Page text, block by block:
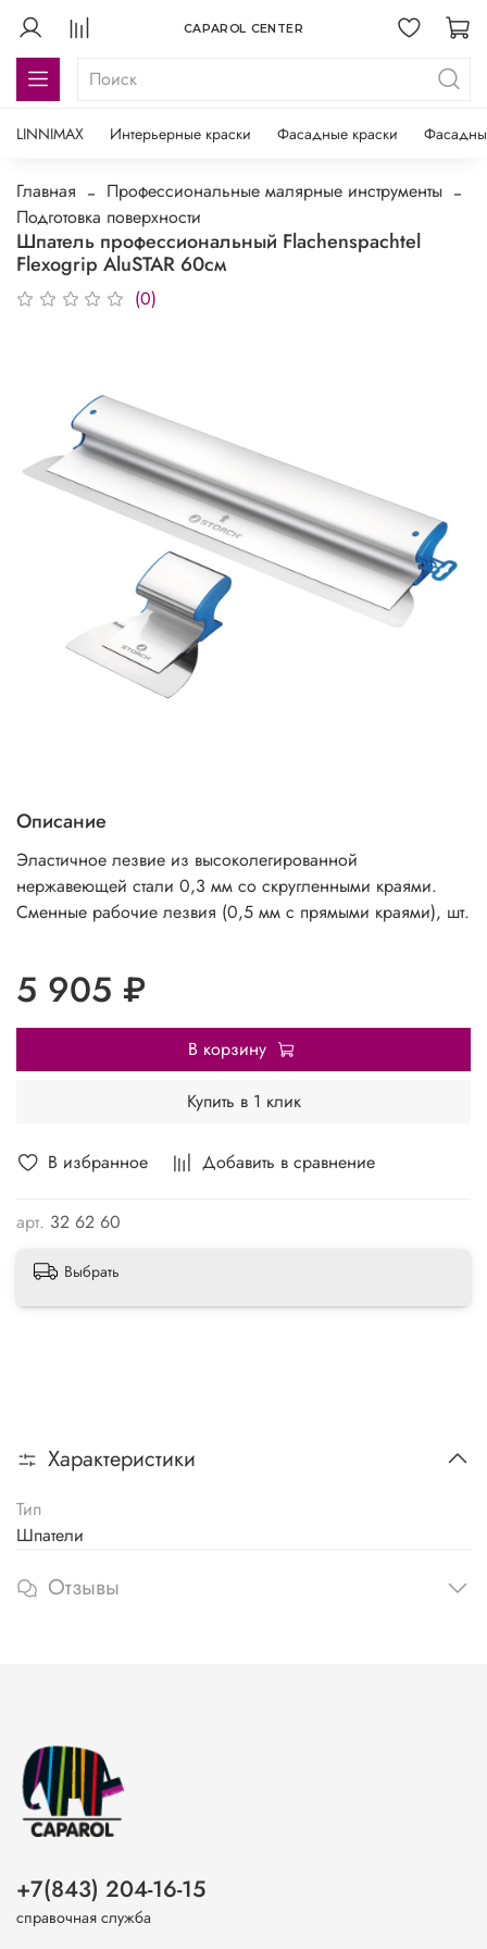
CAPAROL CENTER
LINNIMAX Интерьерные краски Фасадные краски
Главная
Профессиональные малярные инструменты
Подготовка поверхности
Шпатель профессиональный Flachenspachtel
Flexogrip AluSTAR 60см
(0)
В избранное Добавить в сравнение
арт. 32 62 60
Описание
Эластичное лезвие из высоколегированной
нержавеющей стали 0,3 мм со скругленными краями.
Сменные рабочие лезвия (0,5 мм с прямыми краями), шт.
5 905 ₽
В корзину
Купить в 1 клик
Выбрать
Характеристики
Тип
Шпатели
Отзывы
+7(843) 204-16-15
справочная служба